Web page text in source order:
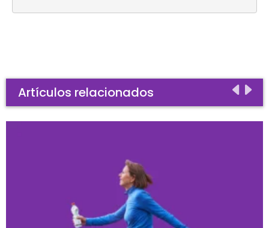
Artículos relacionados